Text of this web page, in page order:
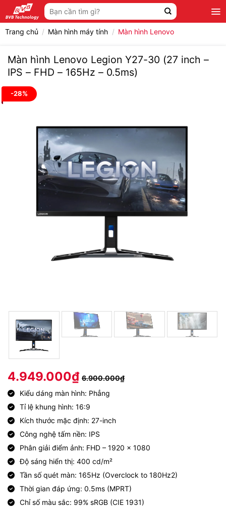
qua
nội
Tìm
kiếm:
Trang chủ / Màn hình máy tính / Màn hình Lenovo
Màn hình Lenovo Legion Y27-30 (27 inch –
IPS – FHD – 165Hz – 0.5ms)
-28%
4.949.000₫ 6.900.000₫
Kiểu dáng màn hình: Phẳng
Tỉ lệ khung hình: 16:9
Kích thước mặc định: 27-inch
Công nghệ tấm nền: IPS
Phân giải điểm ảnh: FHD – 1920 x 1080
Độ sáng hiển thị: 400 cd/m²
Tần số quét màn: 165Hz (Overclock to 180Hz2)
Thời gian đáp ứng: 0.5ms (MPRT)
Chỉ số màu sắc: 99% sRGB (CIE 1931)